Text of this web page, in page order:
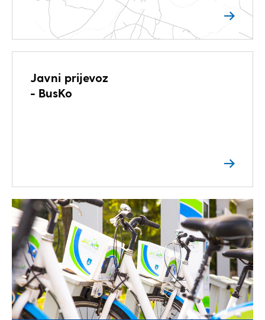
Javni prijevoz
- BusKo